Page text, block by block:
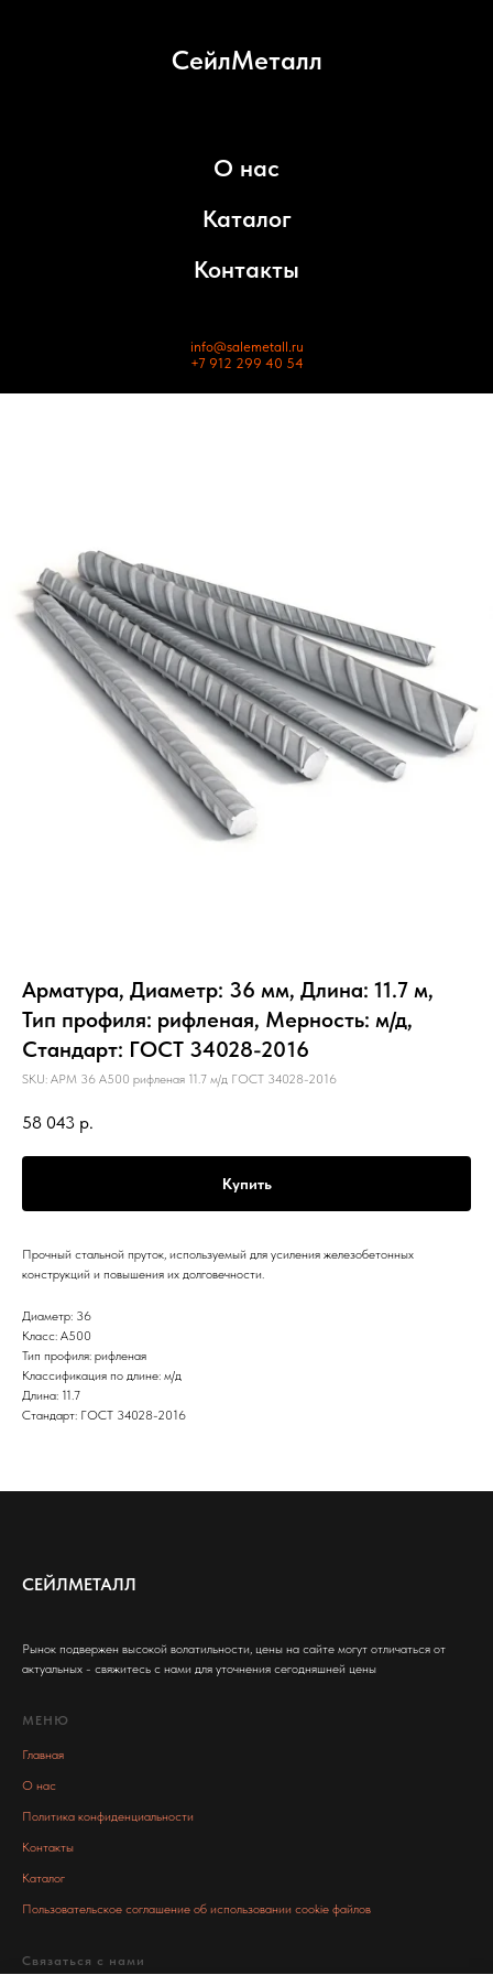
СейлМеталл
О нас
Каталог
Контакты
info@salemetall.ru
+7 912 299 40 54
Арматура, Диаметр: 36 мм, Длина: 11.7 м,
Тип профиля: рифленая, Мерность: м/д,
Стандарт: ГОСТ 34028-2016
SKU: АРМ 36 А500 рифленая 11.7 м/д ГОСТ 34028-2016
58 043 р.
Купить
Прочный стальной пруток, используемый для усиления железобетонных
конструкций и повышения их долговечности.
Диаметр: 36
Класс: А500
Тип профиля: рифленая
Классификация по длине: м/д
Длина: 11.7
Стандарт: ГОСТ 34028-2016
СЕЙЛМЕТАЛЛ
Рынок подвержен высокой волатильности, цены на сайте могут отличаться от
актуальных - свяжитесь с нами для уточнения сегодняшней цены
МЕНЮ
Главная
О нас
Политика конфиденциальности
Контакты
Каталог
Пользовательское соглашение об использовании cookie файлов
Связаться с нами